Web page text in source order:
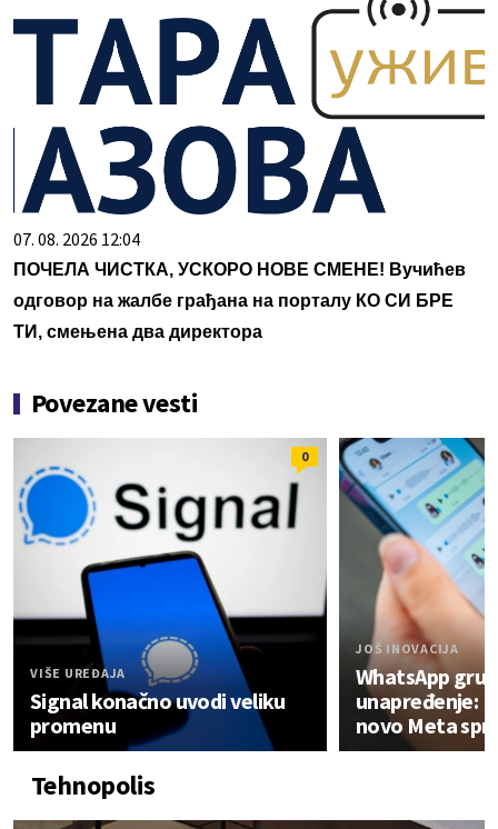
07. 08. 2026 12:04
ПОЧЕЛА ЧИСТКА, УСКОРО НОВЕ СМЕНЕ! Вучићев
одговор на жалбе грађана на порталу КО СИ БРЕ
ТИ, смењена два директора
Povezane vesti
0
VIŠE UREĐAJA
Signal konačno uvodi veliku
promenu
JOŠ INOVACIJA
WhatsApp
unapređenje:
novo Meta
Tehnopolis